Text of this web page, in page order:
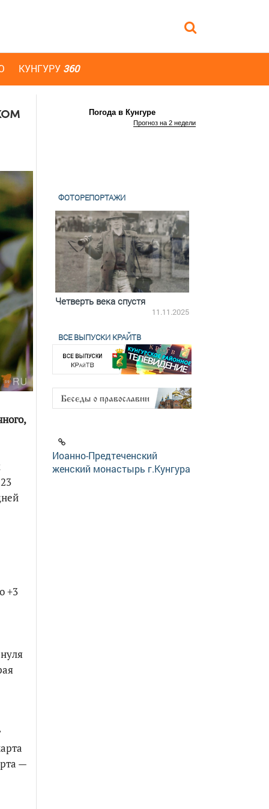
КУНГУРУ 360
+3
—
Погода в Кунгуре
Прогноз на 2 недели
ФОТОРЕПОРТАЖИ
18.12.2025
Четверть века спустя
11.11.2025
ВСЕ ВЫПУСКИ КРАЙТВ
Иоанно-Предтеченский
женский монастырь г.Кунгура